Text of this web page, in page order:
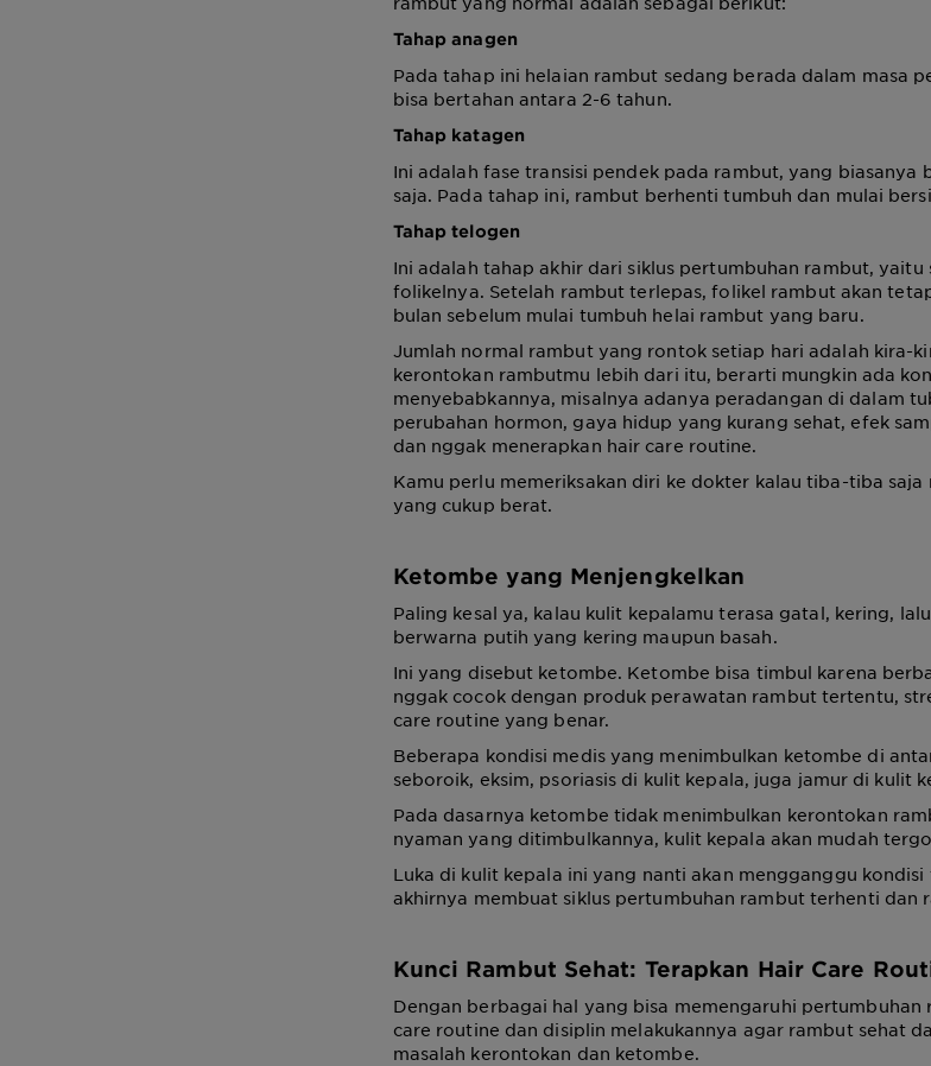
Tahap anagen
Pada tahap ini helaian rambut sedang berada dalam masa
bisa bertahan antara 2-6 tahun.
Tahap katagen
Ini adalah fase transisi pendek pada rambut, yang biasanya
saja. Pada tahap ini, rambut berhenti tumbuh dan mulai
Tahap telogen
Ini adalah tahap akhir dari siklus pertumbuhan rambut,
folikelnya. Setelah rambut terlepas, folikel rambut akan
bulan sebelum mulai tumbuh helai rambut yang baru.
Jumlah normal rambut yang rontok setiap hari adalah kira-
kerontokan rambutmu lebih dari itu, berarti mungkin ada
menyebabkannya, misalnya adanya peradangan di dalam
perubahan hormon, gaya hidup yang kurang sehat, efek
dan nggak menerapkan hair care routine.
Kamu perlu memeriksakan diri ke dokter kalau tiba-tiba
yang cukup berat.
Ketombe yang Menjengkelkan
Paling kesal ya, kalau kulit kepalamu terasa gatal, kering,
berwarna putih yang kering maupun basah.
Ini yang disebut ketombe. Ketombe bisa timbul karena
nggak cocok dengan produk perawatan rambut tertentu,
care routine yang benar.
Beberapa kondisi medis yang menimbulkan ketombe di
seboroik, eksim, psoriasis di kulit kepala, juga jamur di kulit
Pada dasarnya ketombe tidak menimbulkan kerontokan
nyaman yang ditimbulkannya, kulit kepala akan mudah
Luka di kulit kepala ini yang nanti akan mengganggu
akhirnya membuat siklus pertumbuhan rambut terhenti dan
Kunci Rambut Sehat: Terapkan Hair Care
Dengan berbagai hal yang bisa memengaruhi pertumbuhan
care routine dan disiplin melakukannya agar rambut sehat
masalah kerontokan dan ketombe.